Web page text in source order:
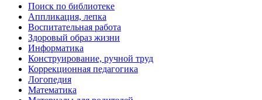
Поиск по библиотеке
Аппликация, лепка
Воспитательная работа
Здоровый образ жизни
Информатика
Конструирование, ручной труд
Коррекционная педагогика
Логопедия
Математика